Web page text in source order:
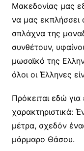
Μακεδονίας μας
να μας
σπλάχνα της
συνθέτουν,
μωσαϊκό της
όλοι οι Έλληνες
Πρόκειται εδώ
χαρακτηριστικά:
μέτρα, σχεδόν
μάρμαρο Θάσου.